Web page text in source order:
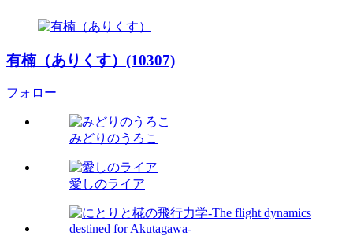
有楠（ありくす）(10307)
フォロー
みどりのうろこ
愛しのライア